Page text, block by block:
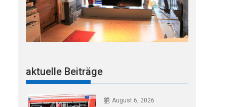
aktuelle Beiträge
August 6, 2026